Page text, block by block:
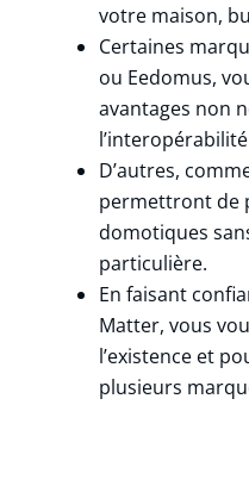
votre maison,
Certaines
ou Eedomus,
avantages non
D’autres,
permettront de
domotiques
particulière.
En faisant
Matter, vous
l’existence et
plusieurs